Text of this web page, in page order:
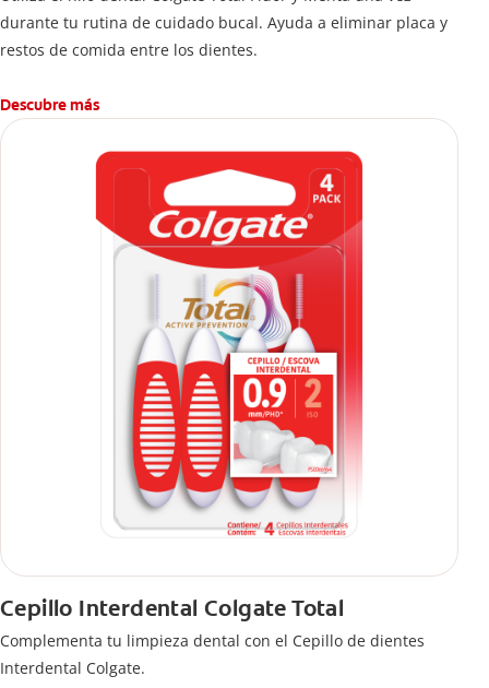
durante tu rutina de cuidado bucal. Ayuda a eliminar placa y
restos de comida entre los dientes.
Descubre más
Cepillo Interdental Colgate Total
Complementa tu limpieza dental con el Cepillo de dientes
Interdental Colgate.